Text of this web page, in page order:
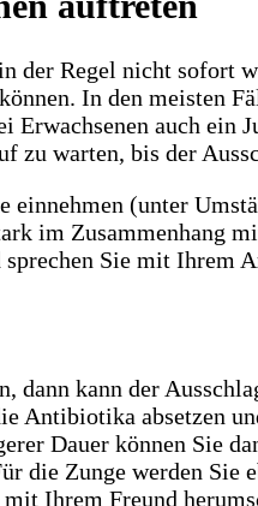
Regel nicht sofort
In den meisten
auch ein
zu warten, bis der
einnehmen (unter
im Zusammenhang
Sie mit Ihrem
dann kann der
Antibiotika absetzen
Dauer können Sie
die Zunge werden
Ihrem Freund